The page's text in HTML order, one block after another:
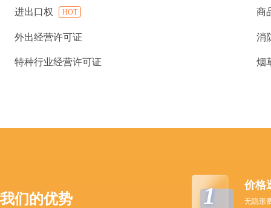
进出口权 HOT 商
外出经营许可证 消
特种行业经营许可证 烟
我们的优势
1 价格
无隐形